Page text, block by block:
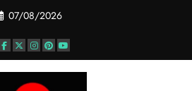
07/08/2026